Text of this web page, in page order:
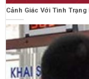
Cảnh Giác Với Tình